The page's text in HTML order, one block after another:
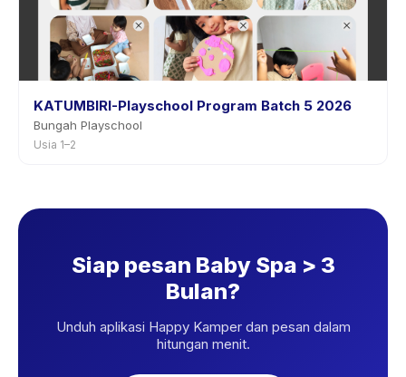
KATUMBIRI-Playschool Program Batch 5 2026
Bungah Playschool
Usia 1–2
Siap pesan Baby Spa > 3
Bulan?
Unduh aplikasi Happy Kamper dan pesan dalam
hitungan menit.